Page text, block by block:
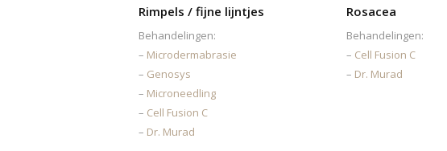
Rimpels / fijne lijntjes
Behandelingen:
– Microdermabrasie
– Genosys
– Microneedling
– Cell Fusion C
– Dr. Murad
Rosacea
Behandelingen:
– Cell Fusion C
– Dr. Murad